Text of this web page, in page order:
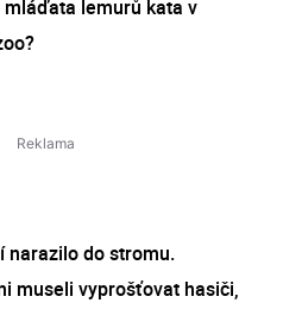
mláďata lemurů kata v
narazilo do stromu.
museli vyprošťovat hasiči,